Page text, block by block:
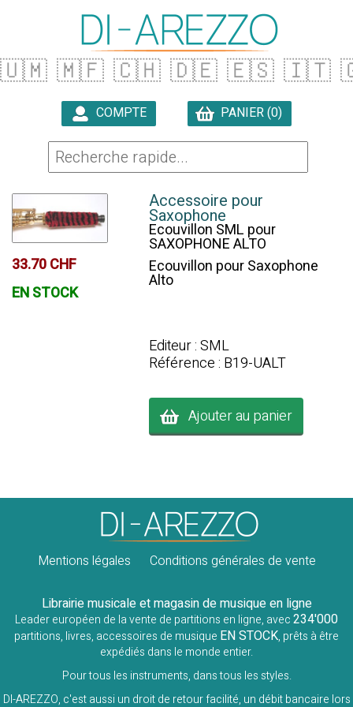
🇺🇲 🇲🇫 🇨🇭 🇩🇪 🇪🇸 🇮🇹
COMPTE PANIER (0)
33.70 CHF
EN STOCK
Accessoire pour
Saxophone
Ecouvillon SML pour
SAXOPHONE ALTO
Ecouvillon pour Saxophone
Alto
Editeur : SML
Référence : B19-UALT
Ajouter au panier
Mentions légales Conditions générales de vente
Librairie musicale et magasin de musique en ligne
Leader européen de la vente de partitions en ligne, avec234'000
partitions, livres, accessoires de musique EN STOCK, prêts à être
expédiés dans le monde entier.
Pour tous les instruments, dans tous les styles.
DI-AREZZO, c'est aussi un droit de retour facilité, un débit bancaire lors